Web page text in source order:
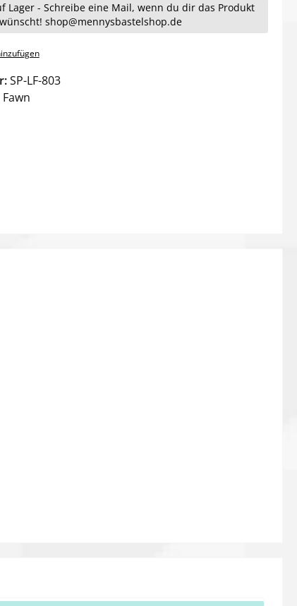
Lager - Schreibe eine Mail, wenn du dir das Produkt
wünscht! shop@mennysbastelshop.de
SP-LF-803